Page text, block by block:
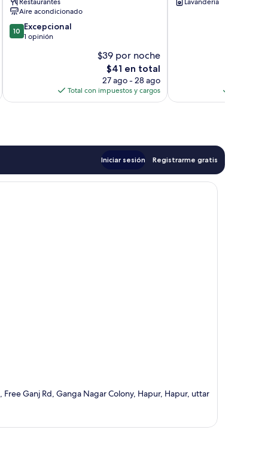
Greater
Kailash
Aire acondicionado
10.0
de
10 Excepcional
1 opinión
$39 por noche
El
precio
actual
es
$41 en total
27 ago - 28 ago
Total con impuestos y cargos
Iniciar sesión Registrarme gratis
Ganj Rd, Ganga Nagar Colony, Hapur, Hapur, uttar